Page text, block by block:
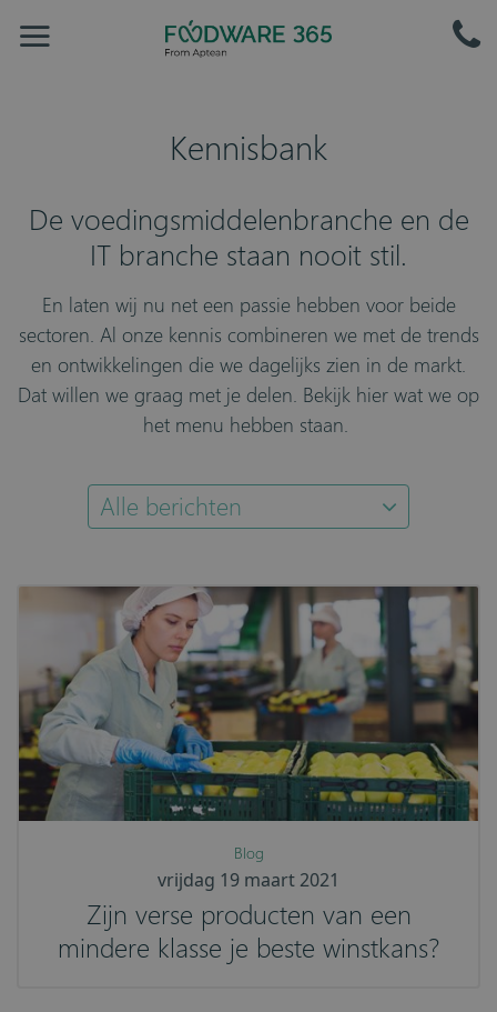
Kennisbank
De voedingsmiddelenbranche en de
IT branche staan nooit stil.
En laten wij nu net een passie hebben voor beide
sectoren. Al onze kennis combineren we met de trends
en ontwikkelingen die we dagelijks zien in de markt.
Dat willen we graag met je delen. Bekijk hier wat we op
het menu hebben staan.
Alle berichten
Blog
vrijdag 19 maart 2021
Zijn verse producten van een
mindere klasse je beste winstkans?